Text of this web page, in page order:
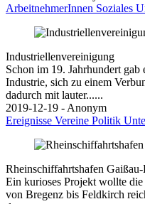
ArbeitnehmerInnen Soziales
Industriellenvereinigung
Schon im 19. Jahrhundert gab
Industrie, sich zu einem
dadurch mit lauter......
2019-12-19 - Anonym
Ereignisse Vereine Politik
Rheinschiffahrtshafen
Ein kurioses Projekt wollte
von Bregenz bis Feldkirch